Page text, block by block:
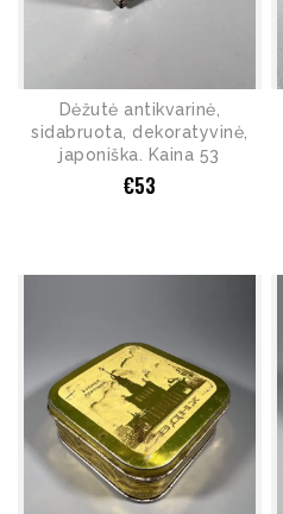
Dėžutė antikvarinė,
sidabruota, dekoratyvinė,
japoniška. Kaina 53
€53